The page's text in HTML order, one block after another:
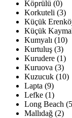
Köprülü (0)
Korkuteli (3)
Küçük
Küçük
Kumyalı (10)
Kurtuluş (3)
Kurudere (1)
Kuruova (3)
Kuzucuk (10)
Lapta (9)
Lefke (1)
Long Beach
Mallıdağ (2)